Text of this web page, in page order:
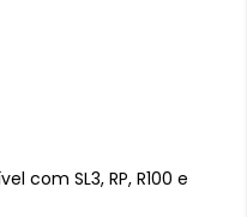
SL3, RP, R100 e